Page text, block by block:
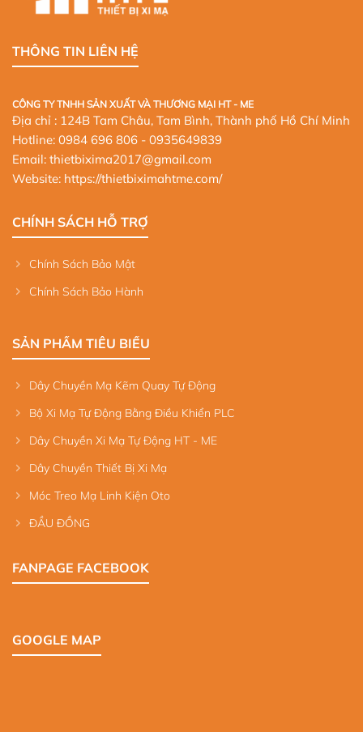
THÔNG TIN LIÊN HỆ
CÔNG TY TNHH SẢN XUẤT VÀ THƯƠNG MẠI HT - ME
Địa chỉ : 124B Tam Châu, Tam Bình, Thành phố Hồ Chí Minh
Hotline: 0984 696 806 - 0935649839
Email: thietbixima2017@gmail.com
Website: https://thietbiximahtme.com/
CHÍNH SÁCH HỖ TRỢ
Chính Sách Bảo Mật
Chính Sách Bảo Hành
SẢN PHẨM TIÊU BIỂU
Dây Chuyền Mạ Kẽm Quay Tự Động
Bộ Xi Mạ Tự Động Bằng Điều Khiển PLC
Dây Chuyền Xi Mạ Tự Động HT - ME
Dây Chuyền Thiết Bị Xi Mạ
Móc Treo Mạ Linh Kiện Oto
ĐẦU ĐỒNG
FANPAGE FACEBOOK
GOOGLE MAP